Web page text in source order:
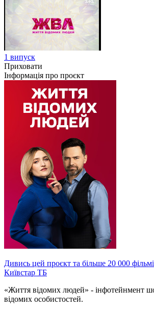
1 випуск
Приховати
Інформація про проєкт
Дивись цей проєкт та більше 20 000
Київстар ТБ
«Життя відомих людей» - інфотейнмент
відомих особистостей.